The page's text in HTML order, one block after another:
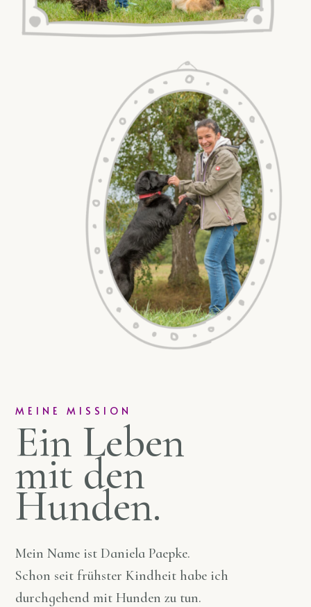
MEINE MISSION
Ein Leben
mit den
Hunden.
Mein Name ist Daniela Paepke.
Schon seit frühster Kindheit habe ich
durchgehend mit Hunden zu tun.